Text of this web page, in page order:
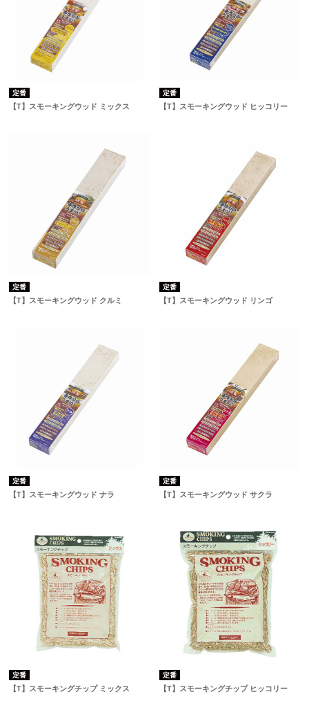
定番
【T】スモーキングウッド ミックス
定番
【T】スモーキングウッド ヒッコリー
定番
【T】スモーキングウッド クルミ
定番
【T】スモーキングウッド リンゴ
定番
【T】スモーキングウッド ナラ
定番
【T】スモーキングウッド サクラ
定番
【T】スモーキングチップ ミックス
定番
【T】スモーキングチップ ヒッコリー